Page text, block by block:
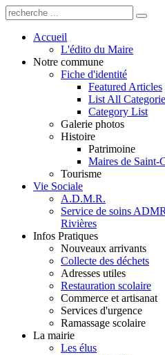
Accueil
L'édito du Maire
Notre commune
Fiche d'identité
Featured Articles
List All
Category List
Galerie photos
Histoire
Patrimoine
Maires de Saint-
Tourisme
Vie Sociale
A.D.M.R.
Service de soins
Rivières
Infos Pratiques
Nouveaux arrivants
Collecte des déchets
Adresses utiles
Restauration scolaire
Commerce et artisanat
Services d'urgence
Ramassage scolaire
La mairie
Les élus